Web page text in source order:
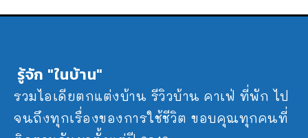
รู้จัก "ในบ้าน"
รวมไอเดียตกแต่งบ้าน รีวิวบ้าน คาเฟ่ ที่พัก ไป
จนถึงทุกเรื่องของการใช้ชีวิต ขอบคุณทุกคนที่